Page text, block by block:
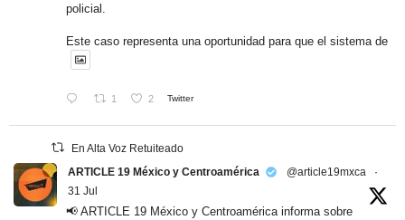
policial.
Este caso representa una oportunidad para que el sistema de
1 2 Twitter
En Alta Voz Retuiteado
ARTICLE 19 México y Centroamérica
@article19mxca
·
31 Jul
📢 ARTICLE 19 México y Centroamérica informa sobre